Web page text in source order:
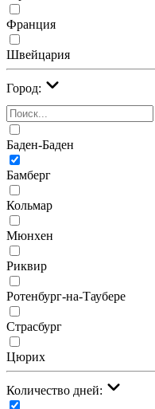
Франция
Швейцария
Город:
Баден-Баден
Бамберг
Кольмар
Мюнхен
Риквир
Ротенбург-на-Таубере
Страсбург
Цюрих
Количество дней: